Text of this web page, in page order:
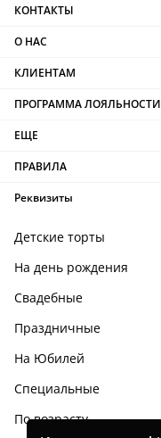
КОНТАКТЫ
О НАС
КЛИЕНТАМ
ПРОГРАММА ЛОЯЛЬНОСТИ
ЕЩЕ
ПРАВИЛА
Реквизиты
Детские торты
На день рождения
Свадебные
Праздничные
На Юбилей
Специальные
По возрасту